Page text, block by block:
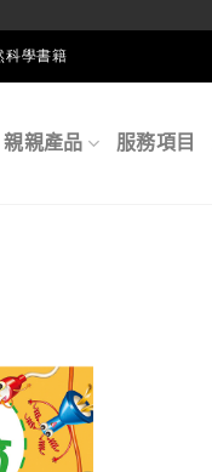
科學書籍
親親產品 服務項目